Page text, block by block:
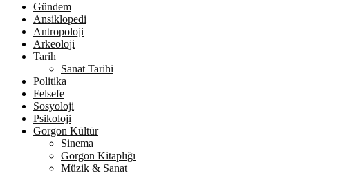
Gündem
Ansiklopedi
Antropoloji
Arkeoloji
Tarih
Sanat Tarihi
Politika
Felsefe
Sosyoloji
Psikoloji
Gorgon Kültür
Sinema
Gorgon Kitaplığı
Müzik & Sanat